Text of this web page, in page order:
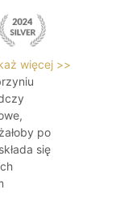
więcej >>
po
się